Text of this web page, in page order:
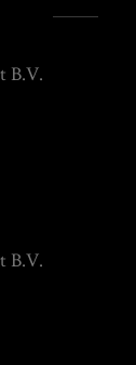
B.V.
B.V.